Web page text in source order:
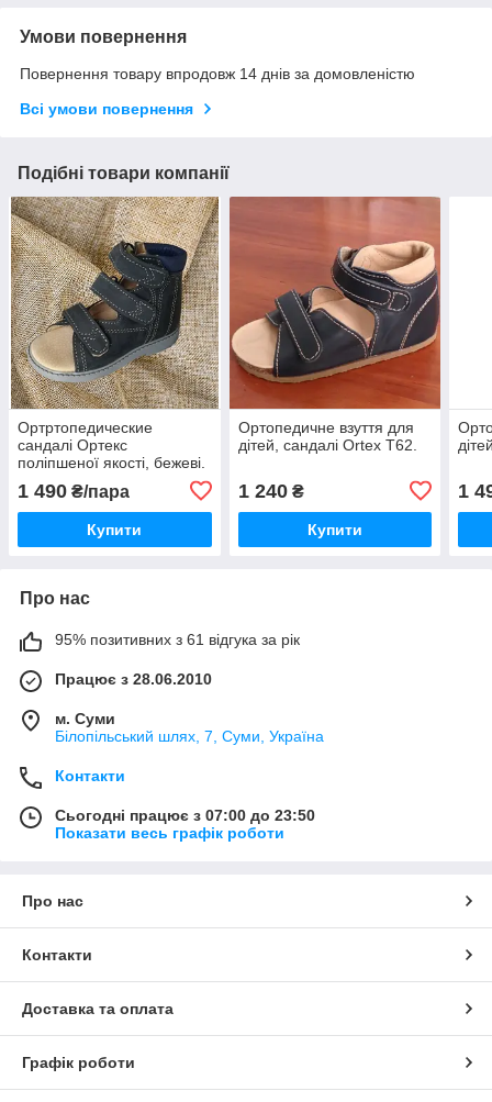
Умови повернення
Повернення товару впродовж 14 днів за домовленістю
Всі умови повернення
Подібні товари компанії
Ортртопедические
сандалі Ортекс
поліпшеної якості, бежеві.
1 490 ₴/пара
Купити
Ортопедичне взуття для
дітей, сандалі Ortex T62.
1 240₴
Купити
1
Про нас
95% позитивних з 61 відгука за рік
Працює з 28.06.2010
м. Суми
Білопільський шлях, 7, Суми, Україна
Контакти
Сьогодні працює з 07:00 до 23:50
Показати весь графік роботи
Про нас
Контакти
Доставка та оплата
Графік роботи